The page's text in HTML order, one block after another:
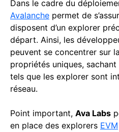
Dans le cadre du
Avalanche permet de
disposent d’un explorer
départ. Ainsi, les
peuvent se concentrer sur
propriétés uniques,
tels que les explorer sont
réseau.
Point important, Ava Labs
en place des explorers EVM